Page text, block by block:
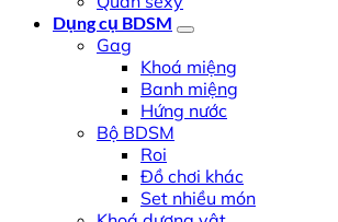
Dụng cụ BDSM
Gag
Khoá miệng
Banh miệng
Hứng nước
Bộ BDSM
Roi
Đồ chơi khác
Set nhiều món